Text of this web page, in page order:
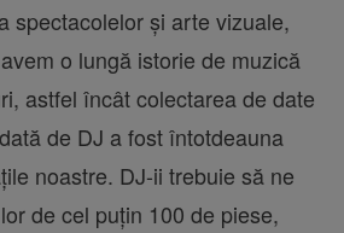
spectacolelor și arte vizuale,
o lungă istorie de muzică
astfel încât colectarea de date
de DJ a fost întotdeauna
noastre. DJ-ii trebuie să ne
de cel puțin 100 de piese,